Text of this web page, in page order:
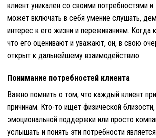
клиент уникален со своими потребностями
может включать в себя умение слушать,
интерес к его жизни и переживаниям. Когда
что его оценивают и уважают, он, в свою
открыт к дальнейшему взаимодействию.
Понимание потребностей клиента
Важно помнить о том, что каждый клиент
причинам. Кто-то ищет физической
эмоциональной поддержки или просто
услышать и понять эти потребности